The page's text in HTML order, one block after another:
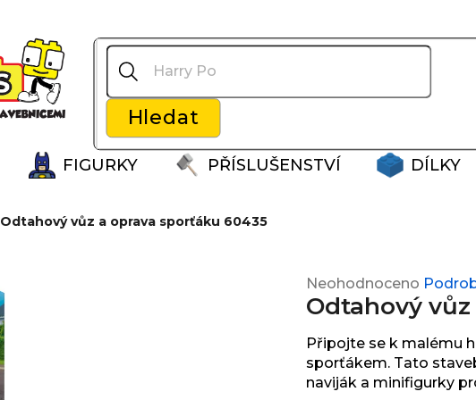
FIGURKY PŘÍSLUŠENSTVÍ DÍLKY
Hledat
Odtahový vůz a oprava sporťáku 60435
Průměrné
hodnocení
je
0,0
z
Neohodnoceno
Odtahový
Připojte se k malému
sporťákem. Tato
naviják a minifigurky
Co potřebujete najít?
Doporučujeme